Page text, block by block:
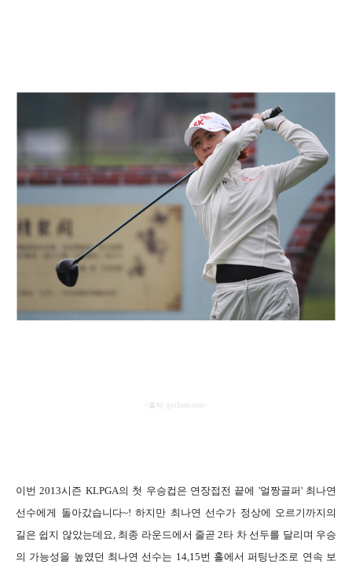
출처 : golfzon.com>
이번 2013시즌 KLPGA의 첫 우승컵은 연장접전 끝에 '얼짱골퍼' 최나연
선수에게 돌아갔습니다~! 하지만 최나연 선수가 정상에 오르기까지의
길은 쉽지 않았는데요, 최종 라운드에서 줄곧 2타 차 선두를 달리며 우승
의 가능성을 높였던 최나연 선수는 14,15번 홀에서 퍼팅난조로 연속 보